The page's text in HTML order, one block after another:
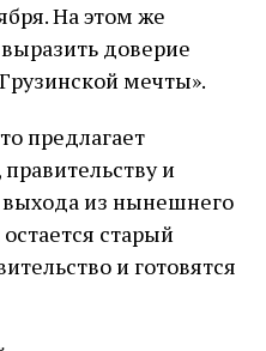
На этом же
доверие
мечты».
предлагает
и
из нынешнего
старый
и готовятся